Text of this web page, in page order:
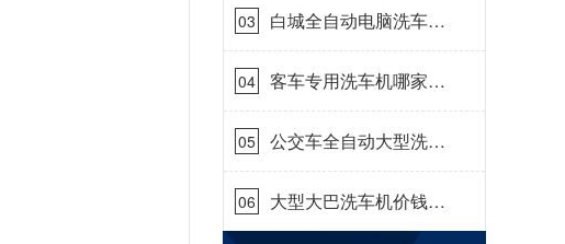
03
白城全自动电脑洗车
机-ADV防冻冬季正常
使用[隆茂鑫晟]
04
客车专用洗车机哪家的
好[隆茂鑫晟]
05
公交车全自动大型洗车
机什么价钱[隆茂鑫晟]
06
大型大巴洗车机价钱怎
么样[隆茂鑫晟]